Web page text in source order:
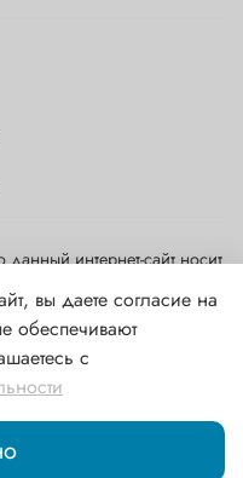
интернет-сайт носит
материалы и цены,
публичной офертой,
ст. 437 ГК РФ
вы даете согласие на
обеспечивают
с